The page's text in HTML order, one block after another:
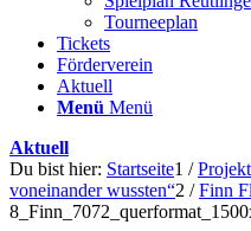
Tourneeplan
Tickets
Förderverein
Aktuell
Menü Menü
Aktuell
Du bist hier: Startseite1 /
voneinander wussten“2 / Finn